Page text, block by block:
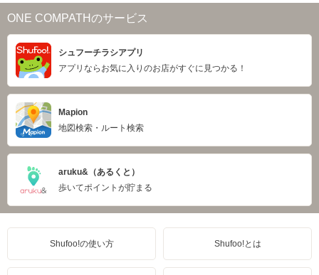
ONE COMPATHのサービス
シュフーチラシアプリ
アプリならお気に入りのお店がすぐに見つかる！
Mapion
地図検索・ルート検索
aruku&（あるくと）
歩いてポイントが貯まる
Shufoo!の使い方 Shufoo!とは